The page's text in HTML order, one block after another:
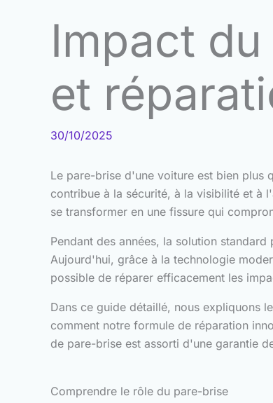
Impact
et
30/10/2025
Le pare-brise d'une voiture est bien plus
contribue à la sécurité, à la visibilité et à
se transformer en une fissure qui
Pendant des années, la solution
Aujourd'hui, grâce à la technologie
possible de réparer efficacement les
Dans ce guide détaillé, nous expliquons
comment notre formule de réparation
de pare-brise est assorti d'une garantie
Comprendre le rôle du pare-brise